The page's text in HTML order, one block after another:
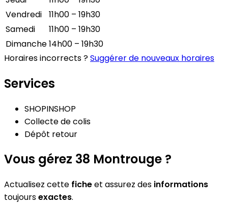
Vendredi
11h00 – 19h30
Samedi
11h00 – 19h30
Dimanche14h00 – 19h30
Horaires incorrects ?Suggérer de nouveaux horaires
Services
SHOPINSHOP
Collecte de colis
Dépôt retour
Vous gérez 38 Montrouge ?
Actualisez cette ficheet assurez des informations
toujoursexactes.